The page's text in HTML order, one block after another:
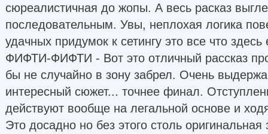
сюреалистичная до жопы. А весь расказ
последовательным. Увы, неплохая логика
удачных придумок к сетингу это все что здесь
ФИФТИ-ФИФТИ - Вот это отличный рассказ
бы не случайно в зону забрел. Очень
интересный сюжет... точнее финал.
действуют вообще на легальной основе и
Это досадно но без этого столь оригинальная